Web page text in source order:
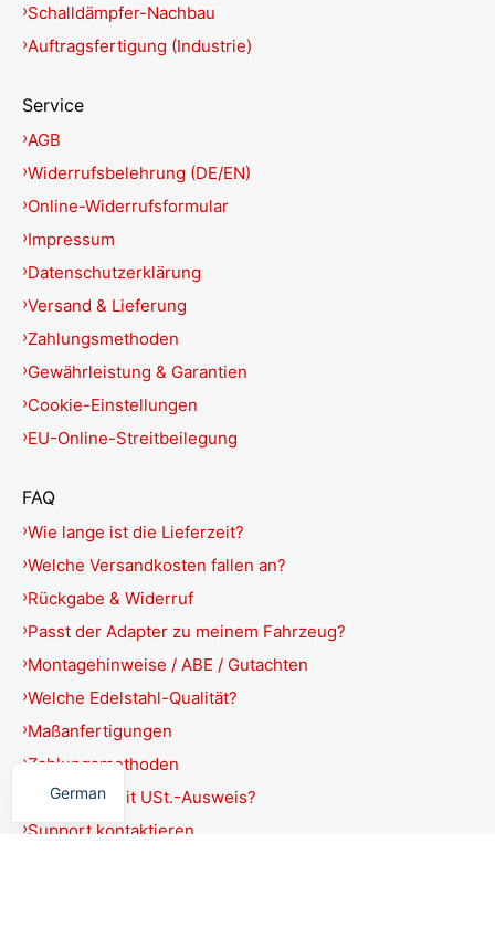
Schalldämpfer-Nachbau
Auftragsfertigung (Industrie)
Service
AGB
Widerrufsbelehrung (DE/EN)
Online-Widerrufsformular
Impressum
Datenschutzerklärung
Versand & Lieferung
Zahlungsmethoden
Gewährleistung & Garantien
Cookie-Einstellungen
EU-Online-Streitbeilegung
FAQ
Wie lange ist die Lieferzeit?
Welche Versandkosten fallen an?
Rückgabe & Widerruf
Passt der Adapter zu meinem Fahrzeug?
Montagehinweise / ABE / Gutachten
Welche Edelstahl-Qualität?
Maßanfertigungen
Zahlungsmethoden
Rechnung mit USt.-Ausweis?
Support kontaktieren
German
English